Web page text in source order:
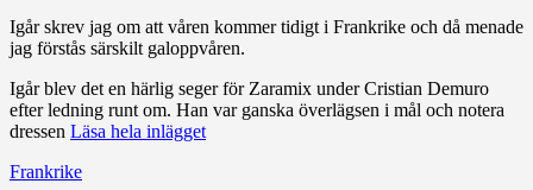
Igår skrev jag om att våren kommer tidigt i Frankrike och då menade
jag förstås särskilt galoppvåren.
Igår blev det en härlig seger för Zaramix under Cristian Demuro
efter ledning runt om. Han var ganska överlägsen i mål och notera
dressen Läsa hela inlägget
Frankrike